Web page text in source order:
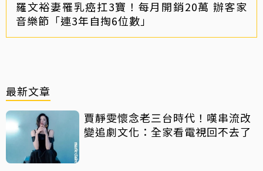
羅文裕妻罹乳癌扛3寶！每月開銷20萬 辦客家
音樂節「連3年自掏6位數」
最新文章
賈靜雯懷念老三台時代！嘆串流改
變追劇文化：全家看電視回不去了